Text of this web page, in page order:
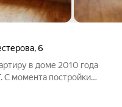
,6
в доме 2010 года
С момента постройки
семьи. Никто не
Готовы, в том